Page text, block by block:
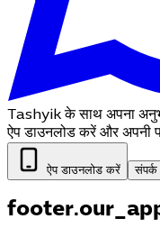
Tashyik के साथ अपना
ऐप डाउनलोड करें और अपनी
ऐप डाउनलोड करें